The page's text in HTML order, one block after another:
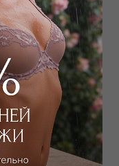
BRACQ
классический